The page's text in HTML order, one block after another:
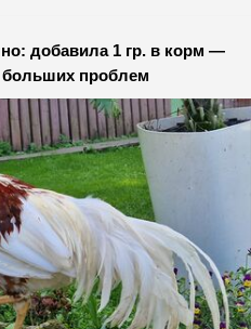
добавила 1 гр. в корм —
проблем